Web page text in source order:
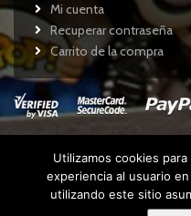
Mi cuenta
Recuperar contraseña
Carrito de la compra
Copyright © 2017
Utilizamos cookies
experiencia al usuario
utilizando este sitio